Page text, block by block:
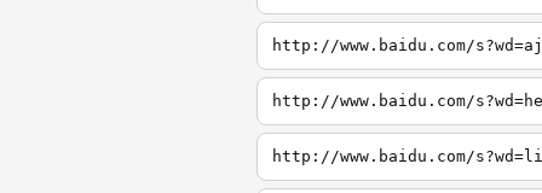
http://www.baidu.com/s?wd=aj
http://www.baidu.com/
http://www.baidu.com/